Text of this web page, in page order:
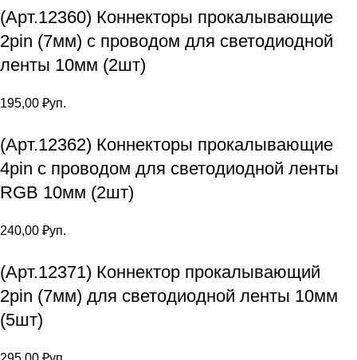
(Арт.12360) Коннекторы прокалывающие
2pin (7мм) с проводом для светодиодной
ленты 10мм (2шт)
195,00 ₽уп.
(Арт.12362) Коннекторы прокалывающие
4pin с проводом для светодиодной ленты
RGB 10мм (2шт)
240,00 ₽уп.
(Арт.12371) Коннектор прокалывающий
2pin (7мм) для светодиодной ленты 10мм
(5шт)